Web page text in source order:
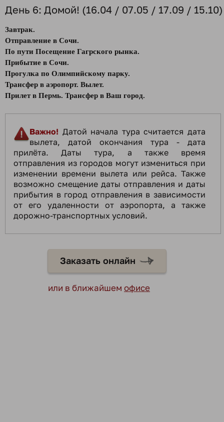
День 6: Домой! (16.04 / 07.05 / 17.09 / 15.10)
Завтрак.
Отправление в Сочи.
По пути Посещение Гагрского рынка.
Прибытие в Сочи.
Прогулка по Олимпийскому парку.
Трансфер в аэропорт. Вылет.
Прилет в Пермь. Трансфер в Ваш город.
Важно! Датой начала тура считается дата
вылета, датой окончания тура - дата
прилёта. Даты тура, а также время
отправления из городов могут измениться при
изменении времени вылета или рейса. Также
возможно смещение даты отправления и даты
прибытия в город отправления в зависимости
от его удаленности от аэропорта, а также
дорожно-транспортных условий.
Заказать онлайн
или в ближайшем офисе